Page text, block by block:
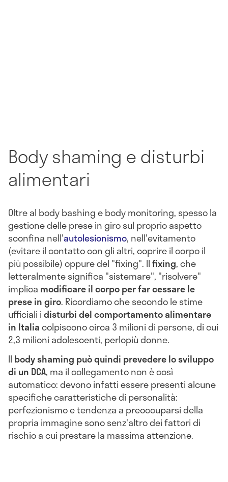
Body shaming e disturbi
alimentari
Oltre al body bashing e body monitoring, spesso la
gestione delle prese in giro sul proprio aspetto
sconfina nell'autolesionismo, nell'evitamento
(evitare il contatto con gli altri, coprire il corpo il
più possibile) oppure del "fixing". Ilfixing, che
letteralmente significa "sistemare", "risolvere"
implica modificare il corpo per far cessare le
prese in giro. Ricordiamo che secondo le stime
ufficiali idisturbi del comportamento alimentare
in Italiacolpiscono circa 3 milioni di persone, di cui
2,3 milioni adolescenti, perlopiù donne.
Il body shaming può quindi prevedere lo sviluppo
di un DCA, ma il collegamento non è così
automatico: devono infatti essere presenti alcune
specifiche caratteristiche di personalità:
perfezionismo e tendenza a preoccuparsi della
propria immagine sono senz'altro dei fattori di
rischio a cui prestare la massima attenzione.